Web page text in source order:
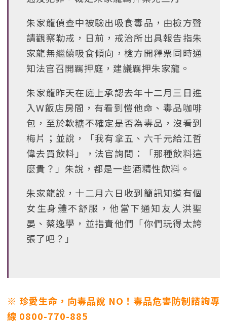
朱家龍偵查中被驗出吸食毒品，由檢方聲
請觀察勒戒，日前，戒治所出具報告指朱
家龍無繼續吸食傾向，檢方開釋票同時通
知法官召開羈押庭，建議羈押朱家龍。
朱家龍昨天在庭上承認去年十二月三日進
入W飯店房間，有看到愷他命、毒品咖啡
包，至於軟糖不確定是否為毒品，沒看到
梅片；並說，「我有拿五、六千元給江哲
偉去買飲料」，法官詢問：「那種飲料這
麼貴？」朱說，都是一些酒精性飲料。
朱家龍說，十二月六日收到簡訊知道有個
女生身體不舒服，他當下通知友人洪聖
晏、蔡逸學，並指責他們「你們玩得太誇
張了吧？」
※ 珍愛生命，向毒品說 NO！毒品危害防制諮詢專
線 0800-770-885